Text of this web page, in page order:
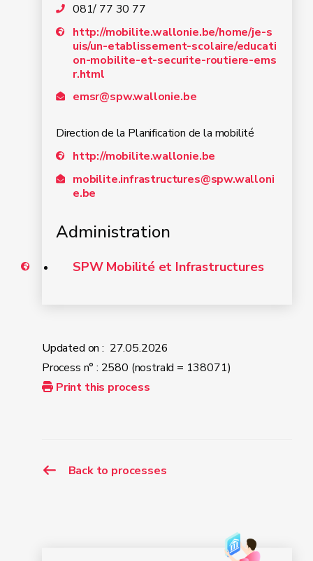
081/ 77 30 77
http://mobilite.wallonie.be/home/je-s
uis/un-etablissement-scolaire/educati
on-mobilite-et-securite-routiere-ems
r.html
emsr@spw.wallonie.be
Direction de la Planification de la mobilité
http://mobilite.wallonie.be
mobilite.infrastructures@spw.walloni
e.be
Administration
SPW Mobilité et Infrastructures
Updated on : 27.05.2026
Process n° : 2580 (nostraId = 138071)
Print this process
Back to processes